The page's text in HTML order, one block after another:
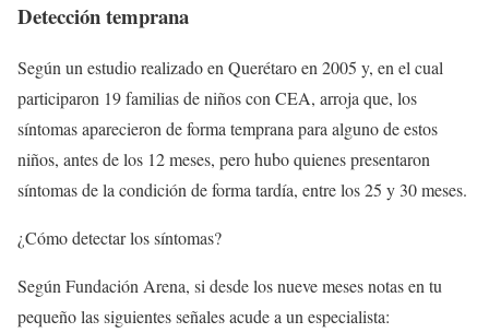
Detección temprana
Según un estudio realizado en Querétaro en 2005 y, en el cual
participaron 19 familias de niños con CEA, arroja que, los
síntomas aparecieron de forma temprana para alguno de estos
niños, antes de los 12 meses, pero hubo quienes presentaron
síntomas de la condición de forma tardía, entre los 25 y 30 meses.
¿Cómo detectar los síntomas?
Según Fundación Arena, si desde los nueve meses notas en tu
pequeño las siguientes señales acude a un especialista: